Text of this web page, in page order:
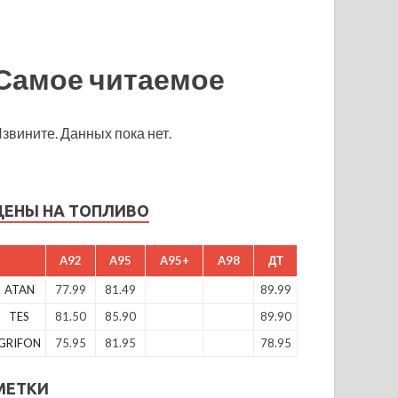
читаемое
Данных пока нет.
НА ТОПЛИВО
A92 A95 A95+ A98 ДТ
ATAN 77.99 81.49
89.99
TES
81.50 85.90
89.90
75.95 81.95 78.95